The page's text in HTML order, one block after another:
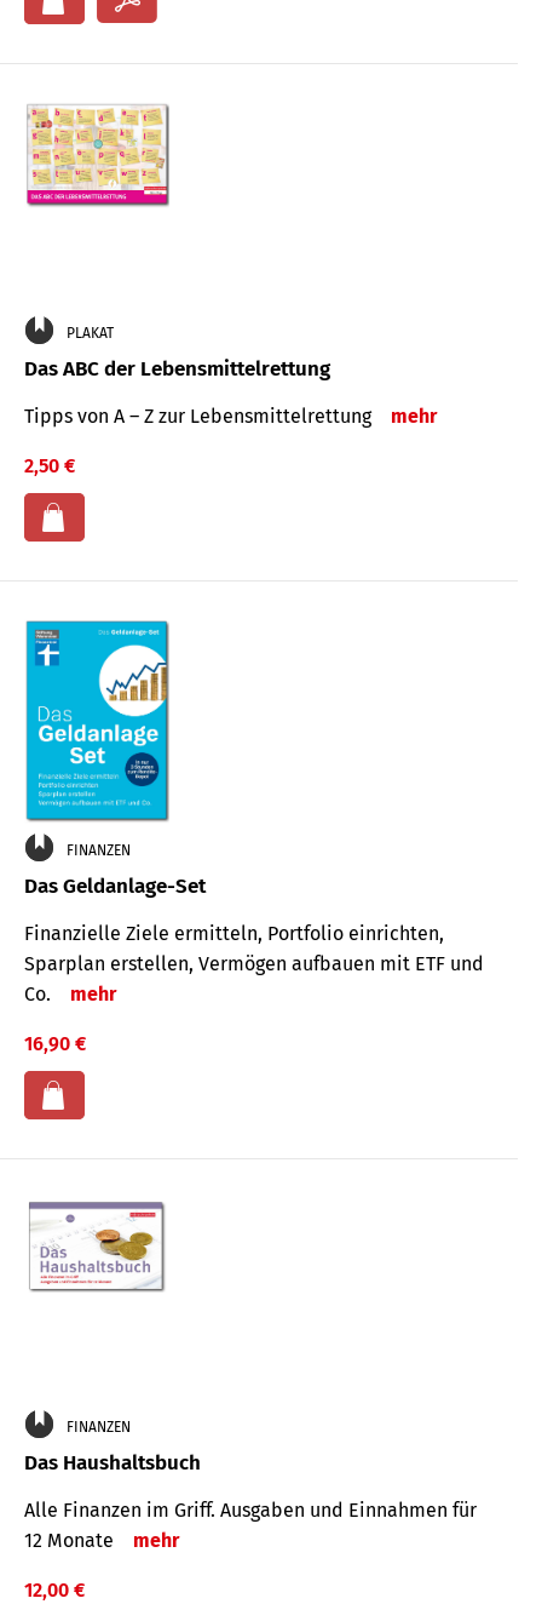
PLAKAT
Das ABC der Lebensmittelrettung
Tipps von A – Z zur Lebensmittelrettung mehr
2,50 €
FINANZEN
Das Geldanlage-Set
Finanzielle Ziele ermitteln, Portfolio einrichten,
Sparplan erstellen, Vermögen aufbauen mit ETF und
Co.
mehr
16,90 €
FINANZEN
Das Haushaltsbuch
Alle Finanzen im Griff. Aus­gaben und Ein­nahmen für
12 Monate
mehr
12,00 €